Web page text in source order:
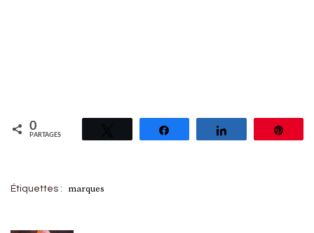
0
PARTAGES
Étiquettes : marques